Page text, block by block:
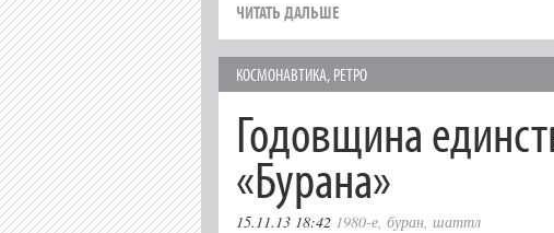
ЧИТАТЬ ДАЛЬШЕ
КОСМОНАВТИКА, РЕТРО
Годовщина
«Бурана»
15.11.13 18:42 1980-е, буран, шаттл